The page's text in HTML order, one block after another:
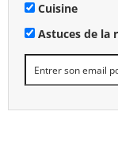
Cuisine
Astuces de la